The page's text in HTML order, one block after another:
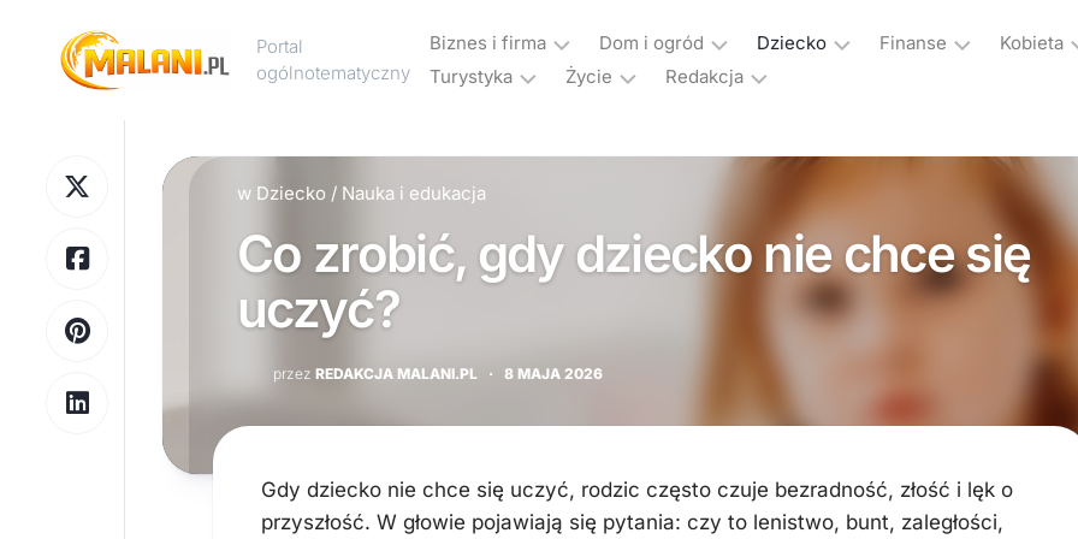
content
Portal
ogólnotematyczny
Biznes i firma Dom i ogród
Ogród
Dziecko
Nauka
edukacja
Finanse
Ubezpieczenia
Kobieta
Fitness
Turystyka
Noclegi
hotele
Wakacje
i
Życie
Miłość,
Moda
Rodzina
Redakcja
Konakt
w Dziecko / Nauka i edukacja
Co zrobić, gdy dziecko nie chce się
uczyć?
przez REDAKCJA MALANI.PL · 8 MAJA 2026
Gdy dziecko nie chce się uczyć, rodzic często czuje bezradność, złość i lęk o
przyszłość. W głowie pojawiają się pytania: czy to lenistwo, bunt, zaległości,